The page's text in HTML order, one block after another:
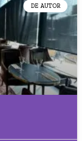
DE AUTOR